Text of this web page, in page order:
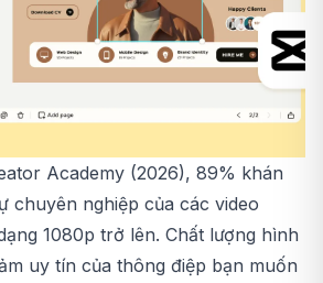
Academy (2026), 89% khán
chuyên nghiệp của các video
1080p trở lên. Chất lượng hình
uy tín của thông điệp bạn muốn